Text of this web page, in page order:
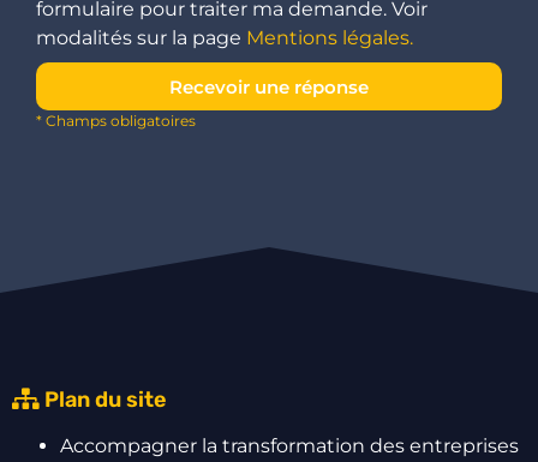
formulaire pour traiter ma demande. Voir
modalités sur la page Mentions légales.
Recevoir une réponse
* Champs obligatoires
Plan du site
Accompagner la transformation des entreprises